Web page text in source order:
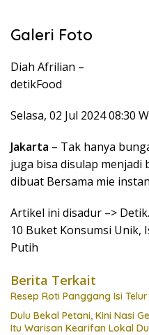
Galeri Foto
Diah Afrilian –
detikFood
Selasa, 02 Jul 2024 08:30
Jakarta – Tak hanya
juga bisa disulap menjadi
dibuat Bersama mie
Artikel ini disadur –>
10 Buket Konsumsi Unik,
Putih
Berita Terkait
Resep Roti Panggang Isi
Dulu Bekal Petani, Kini Nasi
Itu Warisan Kearifan Lokal